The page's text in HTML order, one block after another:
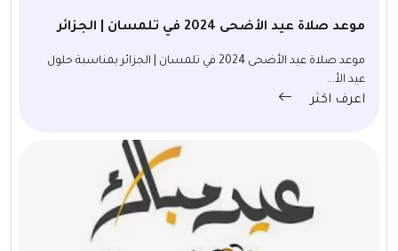
موعد صلاة عيد الأضحى 2024 في تلمسان | الجزائر
موعد صلاة عيد الأضحى 2024 في تلمسان | الجزائر بمناسبة حلول
عيد الأ...
اعرف اكثر